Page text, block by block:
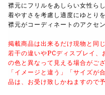
襟元にフリルをあしらい女性ら
着やすさを考慮し適度にゆとり
襟元がコーディネートのアクセ
掲載商品は出来るだけ現物と同
若干の違いやPCディスプレイ
の色と異なって見える場合がござ
「イメージと違う」「サイズが
品は、お受け致しかねますので